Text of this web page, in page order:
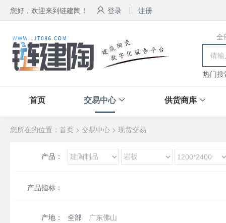
您好，欢迎来到链建陶！ 登录 注册
全
热门搜
首页 交易中心 供货商库
您所在的位置： 首页 > 交易中心 > 现货交易
产品：
产品指标：
产地： 全部 广东佛山